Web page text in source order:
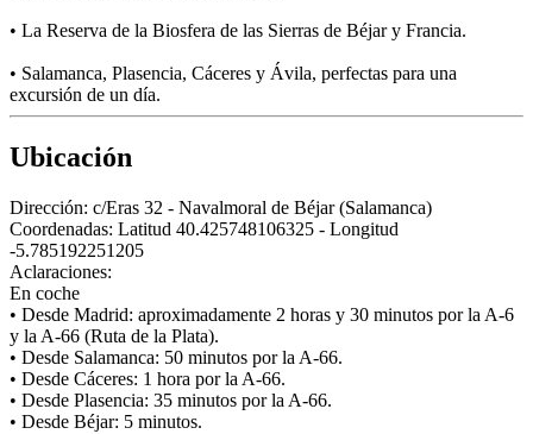
• La Reserva de la Biosfera de las Sierras de Béjar y Francia.
• Salamanca, Plasencia, Cáceres y Ávila, perfectas para una
excursión de un día.
Ubicación
Dirección: c/Eras 32 - Navalmoral de Béjar (Salamanca)
Coordenadas: Latitud 40.425748106325 - Longitud
-5.785192251205
Aclaraciones:
En coche
• Desde Madrid: aproximadamente 2 horas y 30 minutos por la A-6
y la A-66 (Ruta de la Plata).
• Desde Salamanca: 50 minutos por la A-66.
• Desde Cáceres: 1 hora por la A-66.
• Desde Plasencia: 35 minutos por la A-66.
• Desde Béjar: 5 minutos.